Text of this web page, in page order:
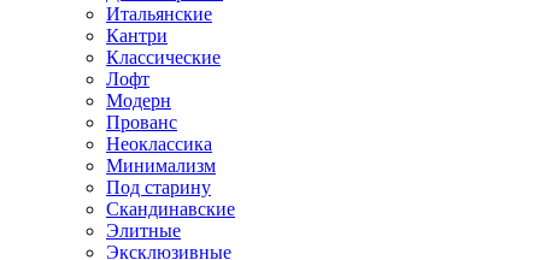
Итальянские
Кантри
Классические
Лофт
Модерн
Прованс
Неоклассика
Минимализм
Под старину
Скандинавские
Элитные
Эксклюзивные